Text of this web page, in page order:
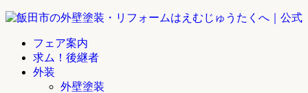
フェア案内
求ム！後継者
外装
外壁塗装